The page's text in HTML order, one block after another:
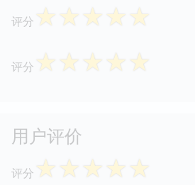
评分 ☆☆☆☆☆
评分 ☆☆☆☆☆
用户评价
评分 ☆☆☆☆☆